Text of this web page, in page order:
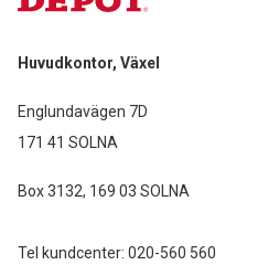
Huvudkontor, Växel
Englundavägen 7D
171 41 SOLNA
Box 3132, 169 03 SOLNA
Tel kundcenter: 020-560 560